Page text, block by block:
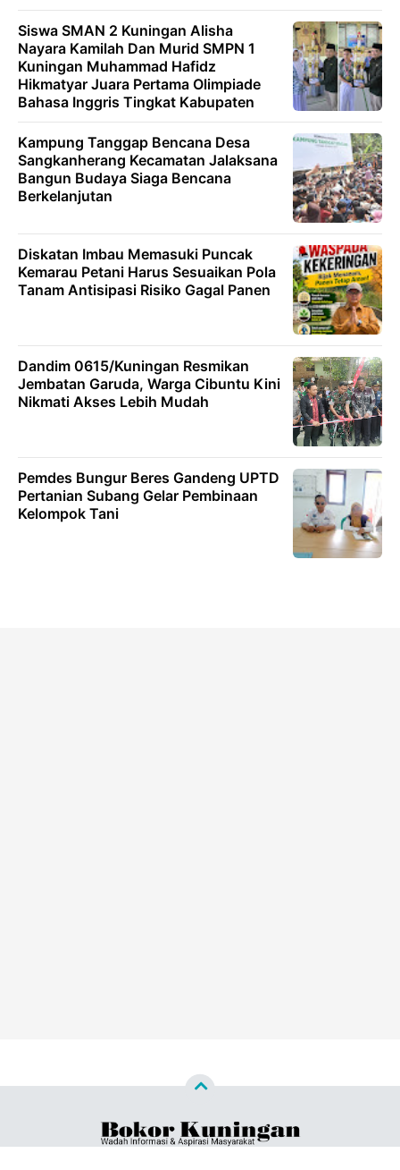
Siswa SMAN 2 Kuningan Alisha
Nayara Kamilah Dan Murid SMPN 1
Kuningan Muhammad Hafidz
Hikmatyar Juara Pertama Olimpiade
Bahasa Inggris Tingkat Kabupaten
Kampung Tanggap Bencana Desa
Sangkanherang Kecamatan Jalaksana
Bangun Budaya Siaga Bencana
Berkelanjutan
Diskatan Imbau Memasuki Puncak
Kemarau Petani Harus Sesuaikan Pola
Tanam Antisipasi Risiko Gagal Panen
Dandim 0615/Kuningan Resmikan
Jembatan Garuda, Warga Cibuntu Kini
Nikmati Akses Lebih Mudah
Pemdes Bungur Beres Gandeng UPTD
Pertanian Subang Gelar Pembinaan
Kelompok Tani